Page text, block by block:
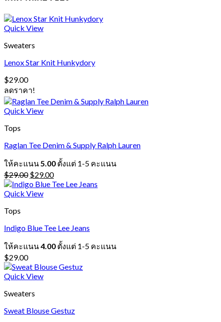
Quick View
Sweaters
Lenox Star Knit Hunkydory
$29.00
ลดราคา!
Quick View
Tops
Raglan Tee Denim & Supply Ralph Lauren
ให้คะแนน 5.00 ตั้งแต่ 1-5 คะแนน
$29.00 Original
price
was:
$29.00Current
price
Quick View
Tops
Indigo Blue Tee Lee Jeans
ให้คะแนน4.00 ตั้งแต่ 1-5 คะแนน
$29.00
Quick View
Sweaters
Sweat Blouse Gestuz